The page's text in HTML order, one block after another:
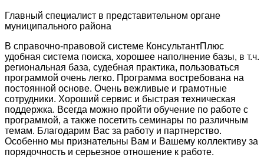
Главный специалист в представительном органе
муниципального района
В справочно-правовой системе КонсультантПлюс
удобная система поиска, хорошее наполнение базы, в т.ч.
региональная база, судебная практика, пользоваться
программой очень легко. Программа востребована на
постоянной основе. Очень вежливые и грамотные
сотрудники. Хороший сервис и быстрая техническая
поддержка. Всегда можно пройти обучение по работе с
программой, а также посетить семинары по различным
темам. Благодарим Вас за работу и партнерство.
Особенно мы признательны Вам и Вашему коллективу за
порядочность и серьезное отношение к работе.